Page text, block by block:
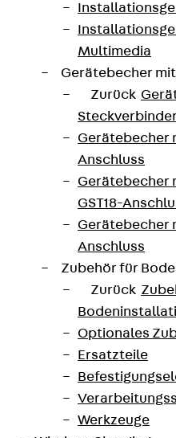
Multimedia
Gerätebecher
Zurück
Gerätebecher
Anschluss
Gerätebecher
GST18-
Gerätebecher
Anschluss
Zubehör für
Zurück
Optionales
Ersatzteile
Werkzeuge